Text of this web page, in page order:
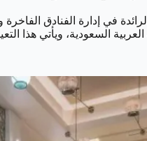
السعودية، ويأتي هذا